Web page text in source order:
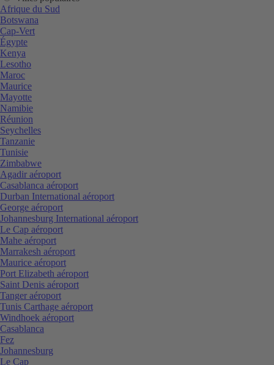
Afrique du Sud
Botswana
Cap-Vert
Égypte
Kenya
Lesotho
Maroc
Maurice
Mayotte
Namibie
Réunion
Seychelles
Tanzanie
Tunisie
Zimbabwe
Agadir aéroport
Casablanca aéroport
Durban International aéroport
George aéroport
Johannesburg International aéroport
Le Cap aéroport
Mahe aéroport
Marrakesh aéroport
Maurice aéroport
Port Elizabeth aéroport
Saint Denis aéroport
Tanger aéroport
Tunis Carthage aéroport
Windhoek aéroport
Casablanca
Fez
Johannesburg
Le Cap